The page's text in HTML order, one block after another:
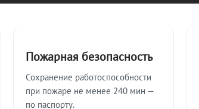
Пожарная безопасность
Сохранение работоспособности
при пожаре не менее 240 мин —
по паспорту.